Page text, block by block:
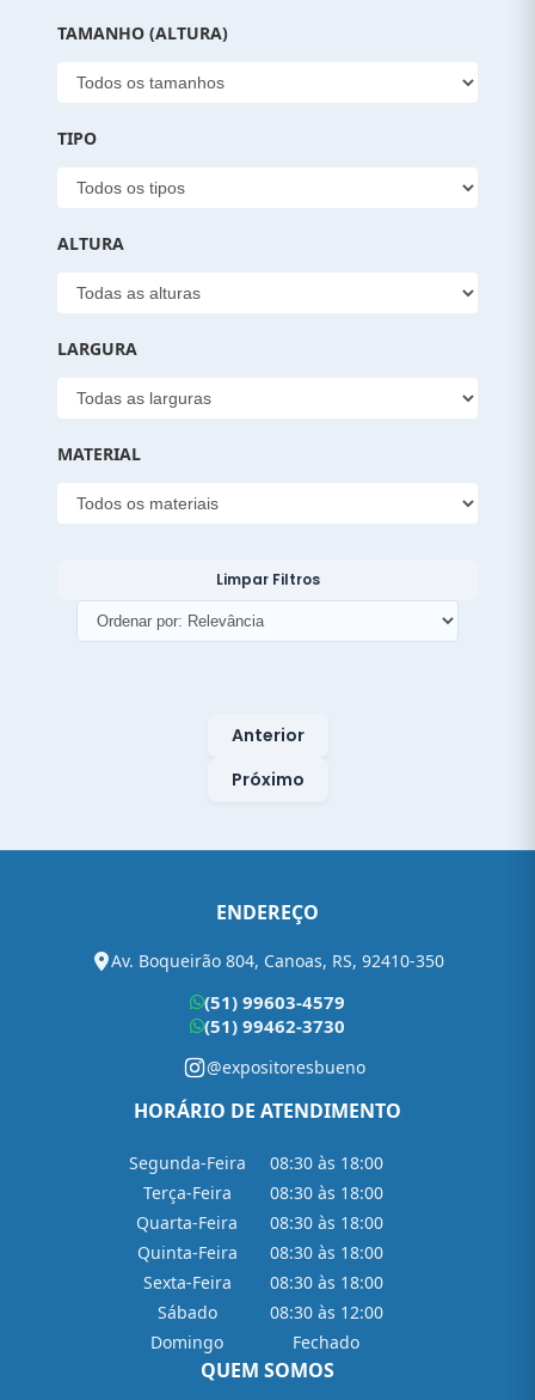
TAMANHO (ALTURA)
TIPO
ALTURA
LARGURA
MATERIAL
Limpar Filtros
Anterior
Próximo
ENDEREÇO
Av. Boqueirão 804, Canoas, RS, 92410-350
(51) 99603-4579
(51) 99462-3730
@expositoresbueno
HORÁRIO DE ATENDIMENTO
Segunda-Feira
08:30 às 18:00
Terça-Feira
08:30 às 18:00
Quarta-Feira
08:30 às 18:00
Quinta-Feira
08:30 às 18:00
Sexta-Feira
08:30 às 18:00
Sábado
08:30 às 12:00
Domingo
Fechado
QUEM SOMOS